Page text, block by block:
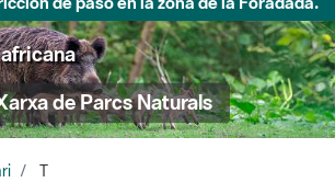
de Parcs Naturals
T